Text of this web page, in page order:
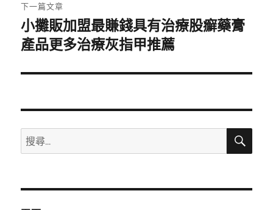
下一篇文章
下
一
文
小攤販加盟最賺錢具有治療股癬藥膏
產品更多治療灰指甲推薦
搜
尋
鍵
搜